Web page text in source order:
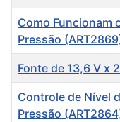
Como Funcionam
Pressão
Fonte de 13,6 V x
Controle de Nível
Pressão